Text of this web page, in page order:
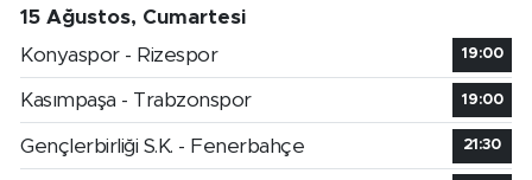
15 Ağustos, Cumartesi
Konyaspor - Rizespor
19:00
Kasımpaşa - Trabzonspor 19:00
Gençlerbirliği S.K. - Fenerbahçe 21:30